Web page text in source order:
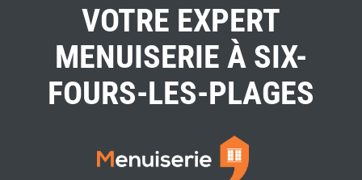
VOTRE EXPERT
MENUISERIE À SIX-
FOURS-LES-PLAGES